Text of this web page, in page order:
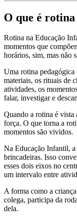
O que é
Rotina na Educação
momentos que
horários, sim, mas não
Uma rotina pedagógica
materiais, os rituais de
atividades, os
falar, investigar e
Quando a rotina é vista
força. O que torna a
momentos são vividos.
Na Educação Infantil, a
brincadeiras. Isso
esses dois eixos no
um intervalo entre
A forma como a
colega, participa da
dela.